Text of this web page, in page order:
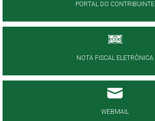
PORTAL DO CONTRIBUINTE
NOTA FISCAL ELETRÔNICA
WEBMAIL